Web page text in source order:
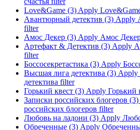
Love&Game (3) Apply
Авантюрный детектив (3) Apply
filter
Амос Декер (3) Apply Амос
Артефакт & Детектив (3) Apply
filter
Боссосекретастика (3) Apply
Высшая лига детектива (3) Apply
детектива filter
Горький квест (3) Apply Горький
Записки российских блогеров (3)
российских блогеров filter
Любовь на ладони (3) Apply
Обреченные (3) Apply